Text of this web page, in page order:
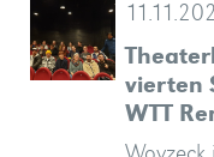
vierten
WTT